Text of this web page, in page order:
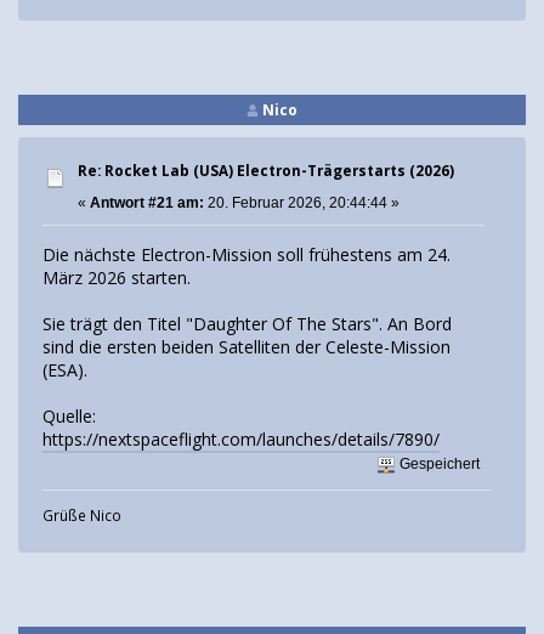
Nico
Re: Rocket Lab (USA) Electron-Trägerstarts (2026)
« Antwort #21 am: 20. Februar 2026, 20:44:44 »
Die nächste Electron-Mission soll frühestens am 24.
März 2026 starten.
Sie trägt den Titel "Daughter Of The Stars". An Bord
sind die ersten beiden Satelliten der Celeste-Mission
(ESA).
Quelle:
https://nextspaceflight.com/launches/details/7890/
Gespeichert
Grüße Nico